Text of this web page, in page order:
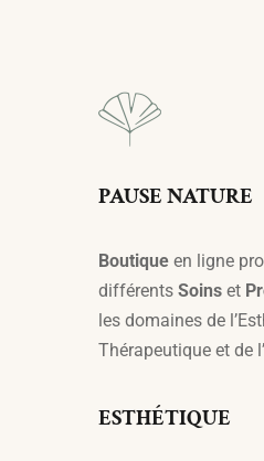
PAUSE NATURE
Boutique en ligne
différents Soins et
les domaines de
Thérapeutique et de
ESTHÉTIQUE